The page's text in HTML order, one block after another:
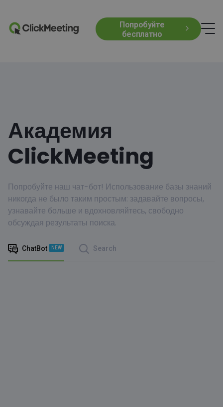
Попробуйте
бесплатно
Академия
ClickMeeting
Попробуйте наш чат-бот! Использование базы знаний
никогда не было таким простым: задавайте вопросы,
узнавайте больше и вдохновляйтесь, свободно
обсуждая результаты поиска.
ChatBot NEW Search